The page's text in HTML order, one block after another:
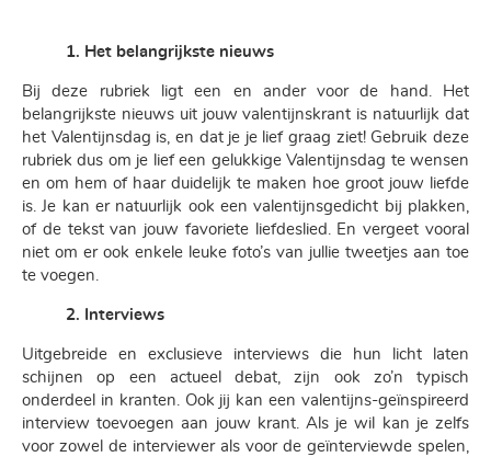
1. Het belangrijkste nieuws
Bij deze rubriek ligt een en ander voor de hand. Het
belangrijkste nieuws uit jouw valentijnskrant is natuurlijk dat
het Valentijnsdag is, en dat je je lief graag ziet! Gebruik deze
rubriek dus om je lief een gelukkige Valentijnsdag te wensen
en om hem of haar duidelijk te maken hoe groot jouw liefde
is. Je kan er natuurlijk ook een valentijnsgedicht bij plakken,
of de tekst van jouw favoriete liefdeslied. En vergeet vooral
niet om er ook enkele leuke foto’s van jullie tweetjes aan toe
te voegen.
2. Interviews
Uitgebreide en exclusieve interviews die hun licht laten
schijnen op een actueel debat, zijn ook zo’n typisch
onderdeel in kranten. Ook jij kan een valentijns-geïnspireerd
interview toevoegen aan jouw krant. Als je wil kan je zelfs
voor zowel de interviewer als voor de geïnterviewde spelen,